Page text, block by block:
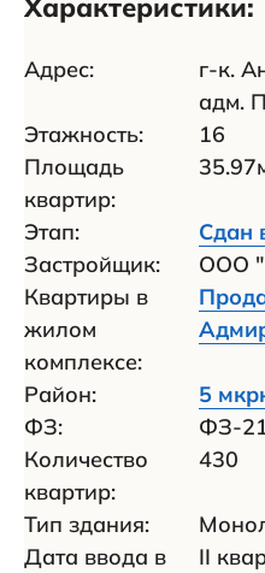
Характеристики:
Адрес:
г-к.
адм.
Этажность:
16
Площадь
квартир:
Этап:
Сдан
Застройщик:
ООО
Квартиры в
жилом
комплексе:
Район:
5
ФЗ:
ФЗ-
Количество
квартир:
430
Тип здания:
Дата ввода в
II